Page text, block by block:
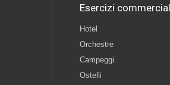
Esercizi
Hotel
Orchestre
Campeggi
Ostelli